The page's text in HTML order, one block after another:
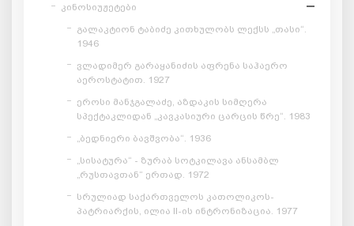
კინოსიუჟეტები
გალაკტიონ ტაბიძე კითხულობს ლექსს „თასი“.
1946
ვლადიმერ გარაყანიძის აფრენა საჰაერო
აეროსტატით. 1927
ეროსი მანჯგალაძე, აზდაკის სიმღერა
სპექტაკლიდან „კავკასიური ცარცის წრე“. 1983
„ბედნიერი ბავშვობა“. 1936
„სისატურა“ - ზურაბ სოტკილავა ანსამბლ
„რუსთავთან“ ერთად. 1972
სრულიად საქართველოს კათოლიკოს-
პატრიარქის, ილია II-ის ინტრონიზაცია. 1977